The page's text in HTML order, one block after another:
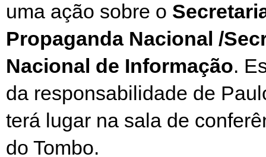
uma ação sobre o
Propaganda Nacional /
Nacional de Informação.
da responsabilidade de
terá lugar na sala de
do Tombo.